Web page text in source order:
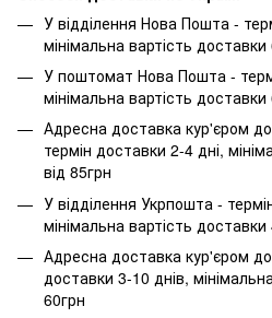
У відділення Нова Пошта -
мінімальна вартість доставки
У поштомат Нова Пошта -
мінімальна вартість доставки
Адресна доставка кур'єром
термін доставки 2-4 дні,
від 85грн
У відділення Укрпошта -
мінімальна вартість доставки
Адресна доставка кур'єром
доставки 3-10 днів,
60грн